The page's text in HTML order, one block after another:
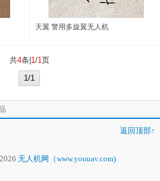
天翼 警用多旋翼无人机
共4条| 1/1页
1/1
返回顶部↑
无人机网（www.youuav.com)